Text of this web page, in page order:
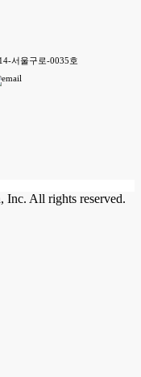
서울구로-0035호
Inc. All rights reserved.